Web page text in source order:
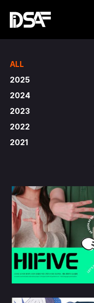
ALL
2025
2024
2023
2022
2021